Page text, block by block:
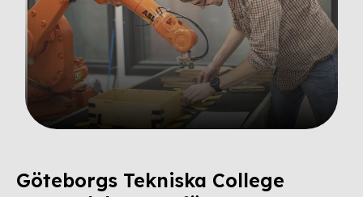
Göteborgs Tekniska College